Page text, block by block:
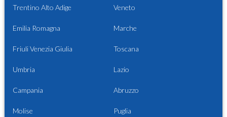
Trentino Alto Adige Veneto
Emilia Romagna Marche
Friuli Venezia Giulia Toscana
Umbria Lazio
Campania Abruzzo
Molise Puglia